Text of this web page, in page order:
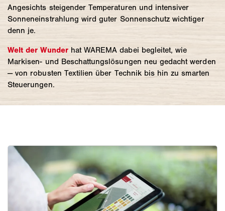
Angesichts steigender Temperaturen und intensiver
Sonneneinstrahlung wird guter Sonnenschutz wichtiger
denn je.
Welt der Wunder hat WAREMA dabei begleitet, wie
Markisen- und Beschattungslösungen neu gedacht werden
— von robusten Textilien über Technik bis hin zu smarten
Steuerungen.